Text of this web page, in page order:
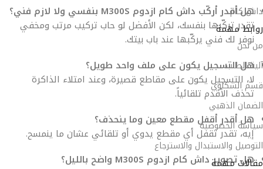
هل أقدر أركّب داش كام ازدوم M300S بنفسي ولا لازم فني؟
تقدر تركّبها بنفسك، لكن الأفضل لو حاب تركيب مرتب ومخفي
نوفر لك فني يركّبها عند باب بيتك.
هل التسجيل يكون على ملف واحد طويل؟
لا، التسجيل يكون على مقاطع قصيرة، وعند امتلاء الذاكرة
تحذف الأقدم تلقائياً.
هل أقدر أقفل مقطع معين وما ينحذف؟
إيه، تقدر تقفل أي مقطع يدوي أو تلقائي عشان ما ينمسح.
هل تصوير داش كام ازدوم M300S واضح بالليل؟
داش كام
روابط مهمة
من نحن
آلية الطلب
قسم الشكاوي
الضمان الذهبي
سياسة الخصوصية
التوصيل والاستبدال والاسترجاع
مقالات مهمة